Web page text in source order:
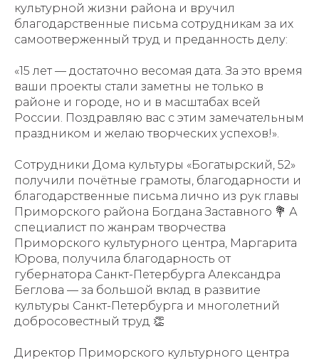
культурной жизни района и вручил
благодарственные письма сотрудникам за их
самоотверженный труд и преданность делу:
«15 лет — достаточно весомая дата. За это время
ваши проекты стали заметны не только в
районе и городе, но и в масштабах всей
России. Поздравляю вас с этим замечательным
праздником и желаю творческих успехов!».
Сотрудники Дома культуры «Богатырский, 52»
получили почётные грамоты, благодарности и
благодарственные письма лично из рук главы
Приморского района Богдана Заставного 💐 А
специалист по жанрам творчества
Приморского культурного центра, Маргарита
Юрова, получила благодарность от
губернатора Санкт-Петербурга Александра
Беглова — за большой вклад в развитие
культуры Санкт-Петербурга и многолетний
добросовестный труд 👏
Директор Приморского культурного центра